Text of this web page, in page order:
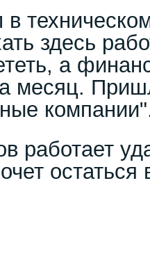
здесь
а
месяц.
работает
остаться